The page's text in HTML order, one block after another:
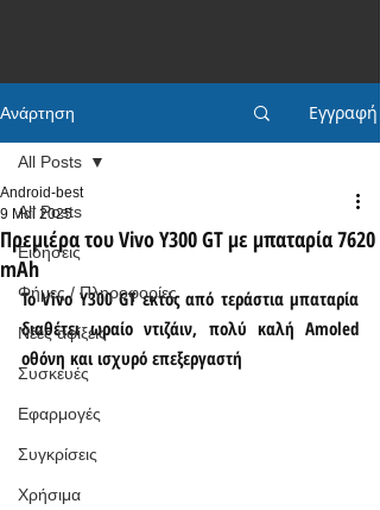
Ανάρτηση Εγγραφή
All Posts
Ειδήσεις
Φήμες / Πληροφορίες
Νέες αφίξεις
Συσκευές
Εφαρμογές
Συγκρίσεις
Χρήσιμα
All Posts
Πρεμιέρα του Vivo Y300 GT με μπαταρία 7620
mAh
Android-best
9 Μαΐ 2025
Το Vivo Y300 GT εκτός από τεράστια μπαταρία
διαθέτει ωραίο ντιζάιν, πολύ καλή Amoled
οθόνη και ισχυρό επεξεργαστή